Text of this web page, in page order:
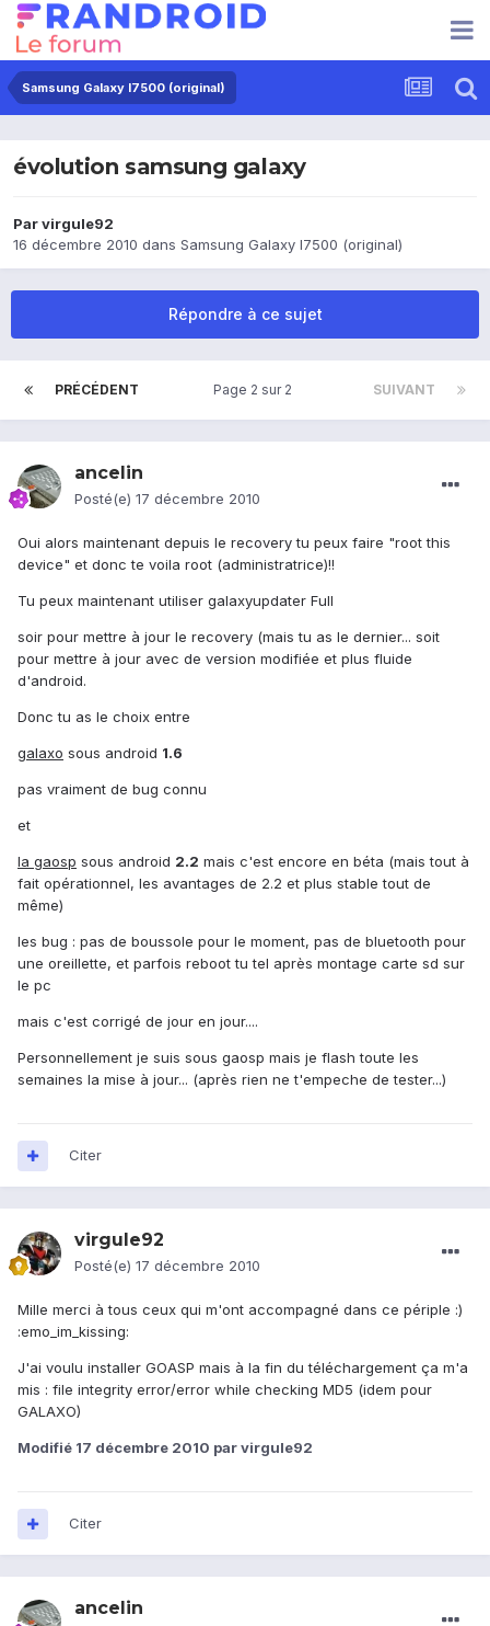
Samsung Galaxy I7500 (original)
évolution samsung galaxy
Parvirgule92
16 décembre 2010 dans Samsung Galaxy I7500 (original)
Répondre à ce sujet
PRÉCÉDENT SUIVANT
Page 2 sur 2
ancelin
Posté(e) 17 décembre 2010
Oui alors maintenant depuis le recovery tu peux faire "root this
device" et donc te voila root (administratrice)!!
Tu peux maintenant utiliser galaxyupdater Full
soir pour mettre à jour le recovery (mais tu as le dernier... soit
pour mettre à jour avec de version modifiée et plus fluide
d'android.
Donc tu as le choix entre
galaxo sous android 1.6
pas vraiment de bug connu
et
la gaosp sous android 2.2 mais c'est encore en béta (mais tout à
fait opérationnel, les avantages de 2.2 et plus stable tout de
même)
les bug : pas de boussole pour le moment, pas de bluetooth pour
une oreillette, et parfois reboot tu tel après montage carte sd sur
le pc
mais c'est corrigé de jour en jour....
Personnellement je suis sous gaosp mais je flash toute les
semaines la mise à jour... (après rien ne t'empeche de tester...)
Citer
virgule92
Posté(e) 17 décembre 2010
Mille merci à tous ceux qui m'ont accompagné dans ce périple :)
:emo_im_kissing:
J'ai voulu installer GOASP mais à la fin du téléchargement ça m'a
mis : file integrity error/error while checking MD5 (idem pour
GALAXO)
Modifié 17 décembre 2010 par virgule92
Citer
ancelin